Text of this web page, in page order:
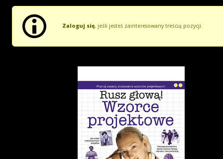
Zaloguj się, jeśli jesteś zainteresowany treścią pozycji.